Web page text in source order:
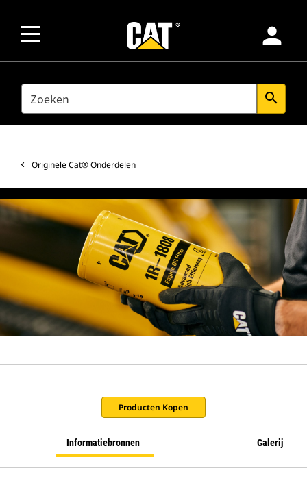
person
SEARCH search
Originele Cat® Onderdelen
Producten Kopen
Informatiebronnen Galerij